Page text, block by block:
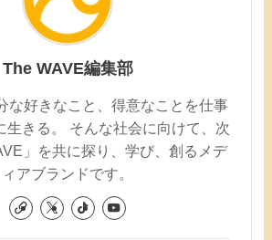
The WAVE編集部
な好きなこと、得意なことを仕事
生きる。 そんな社会に向けて、次
」を共に探り、学び、創るメデ
ィアブランドです。